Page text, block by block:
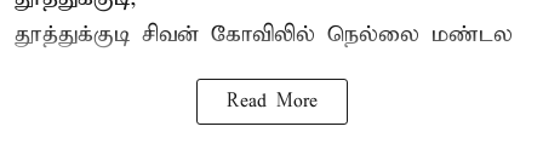
தூத்துக்குடி சிவன் கோவிலில் நெல்லை மண்டல
Read More